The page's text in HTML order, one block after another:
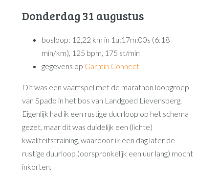
Donderdag 31 augustus
bosloop: 12,22 km in 1u:17m:00s (6:18
min/km), 125 bpm, 175 st/min
gegevens op Garmin Connect
Dit was een vaartspel met de marathon loopgroep
van Spado in het bos van Landgoed Lievensberg.
Eigenlijk had ik een rustige duurloop op het schema
gezet, maar dit was duidelijk een (lichte)
kwaliteitstraining, waardoor ik een dag later de
rustige duurloop (oorspronkelijk een uur lang) mocht
inkorten.